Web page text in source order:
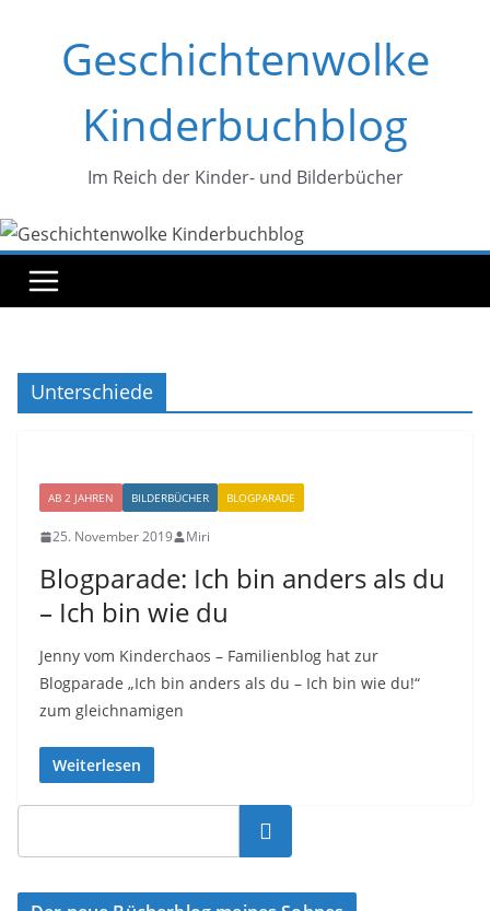
springenGeschichtenwolke
Kinderbuchblog
Im Reich der Kinder- und Bilderbücher
Unterschiede
AB 2 JAHREN BILDERBÜCHER BLOGPARADE
25. November 2019 Miri
Blogparade: Ich bin anders als du
– Ich bin wie du
Jenny vom Kinderchaos – Familienblog hat zur
Blogparade „Ich bin anders als du – Ich bin wie du!“
zum gleichnamigen
Weiterlesen
Suchen